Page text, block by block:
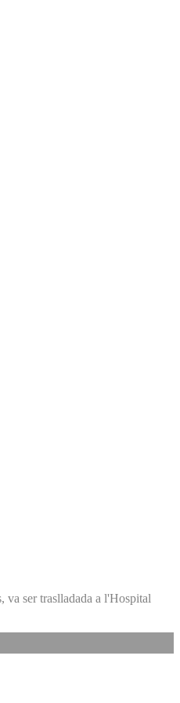
va ser traslladada a l'Hospital